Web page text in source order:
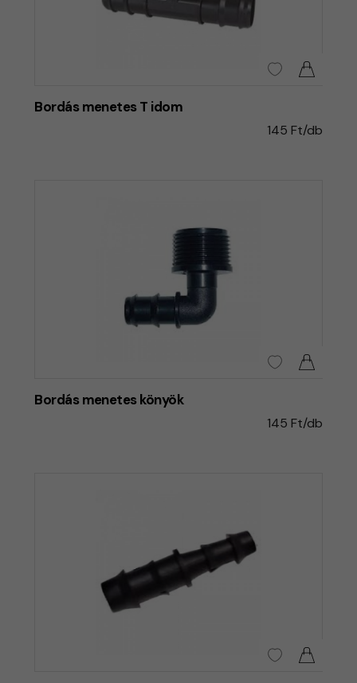
Bordás menetes T idom
145 Ft/db
Bordás menetes könyök
145 Ft/db